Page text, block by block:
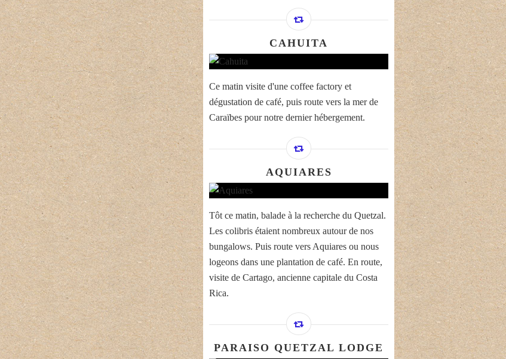
CAHUITA
Ce matin visite d'une coffee factory et
dégustation de café, puis route vers la mer de
Caraïbes pour notre dernier hébergement.
AQUIARES
Tôt ce matin, balade à la recherche du Quetzal.
Les colibris étaient nombreux autour de nos
bungalows. Puis route vers Aquiares ou nous
logeons dans une plantation de café. En route,
visite de Cartago, ancienne capitale du Costa
Rica.
PARAISO QUETZAL LODGE